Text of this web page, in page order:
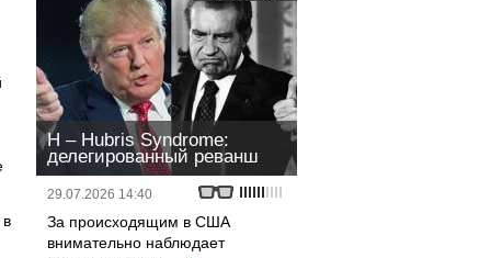
H – Hubris Syndrome:
делегированный реванш
29.07.2026 14:40
За происходящим в США
внимательно наблюдает